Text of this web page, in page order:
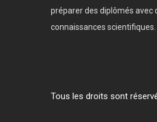
préparer des diplômés avec
connaissances scientifiques.
Tous les droits sont